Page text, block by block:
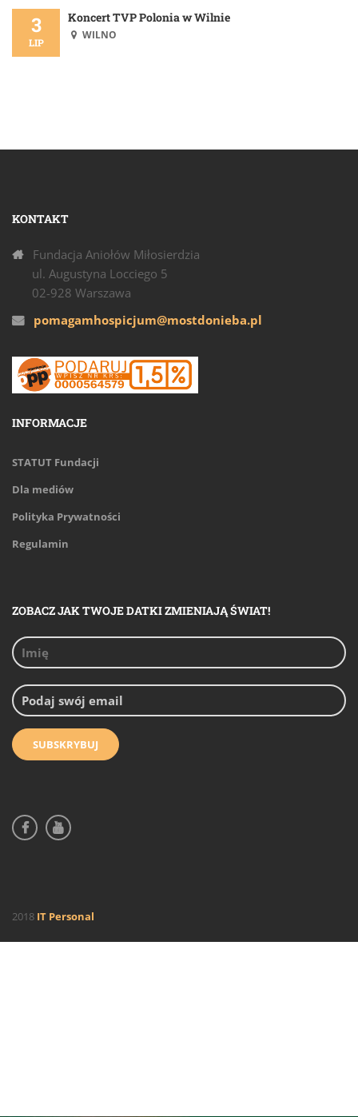
3
LIP
Koncert TVP Polonia w Wilnie
WILNO
KONTAKT
Fundacja Aniołów Miłosierdzia
ul. Augustyna Locciego 5
02-928 Warszawa
pomagamhospicjum@mostdonieba.pl
INFORMACJE
STATUT Fundacji
Dla mediów
Polityka Prywatności
Regulamin
ZOBACZ JAK TWOJE DATKI ZMIENIAJĄ ŚWIAT!
2018 IT Personal